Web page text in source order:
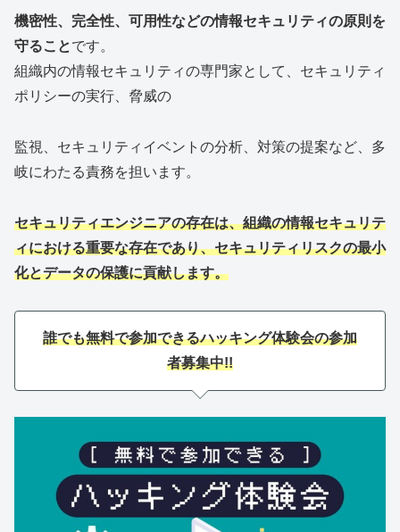
機密性、完全性、可用性などの情報セキュリティの原則を
守ることです。
組織内の情報セキュリティの専門家として、セキュリティ
ポリシーの実行、脅威の
監視、セキュリティイベントの分析、対策の提案など、多
岐にわたる責務を担います。
セキュリティエンジニアの存在は、組織の情報セキュリテ
ィにおける重要な存在であり、セキュリティリスクの最小
化とデータの保護に貢献します。
誰でも無料で参加できるハッキング体験会の参加
者募集中!!